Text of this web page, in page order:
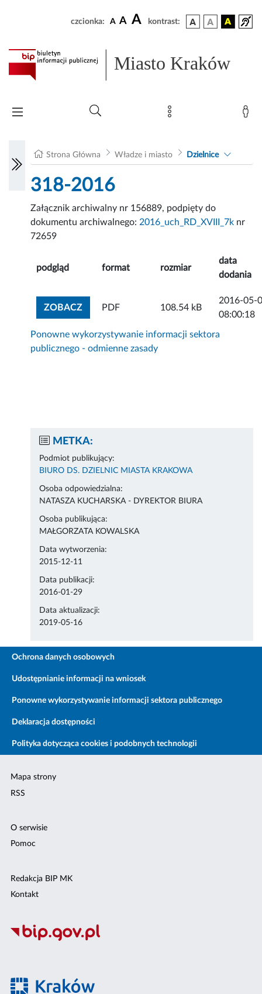
czcionka: A A A kontrast:
Miasto Kraków
Strona Główna Władze i miasto Dzielnice
318-2016
Załącznik archiwalny nr 156889, podpięty do
dokumentu archiwalnego: 2016_uch_RD_XVIII_7k nr
72659
podgląd format rozmiar
data
dodania
ZOBACZZOBACZ ZAŁĄCZNIK
PDF 108.54 kB
2016-05-
08:00:18
Ponowne wykorzystywanie informacji sektora
publicznego - odmienne zasady
METKA:
Podmiot publikujący:
BIURO DS. DZIELNIC MIASTA KRAKOWA
Osoba odpowiedzialna:
NATASZA KUCHARSKA - DYREKTOR BIURA
Osoba publikująca:
MAŁGORZATA KOWALSKA
Data wytworzenia:
2015-12-11
Data publikacji:
2016-01-29
Data aktualizacji:
2019-05-16
Ochrona danych osobowych
Udostępnianie informacji na wniosek
Ponowne wykorzystywanie informacji sektora publicznego
Deklaracja dostępności
Polityka dotycząca cookies i podobnych technologii
Mapa strony
RSS
O serwisie
Pomoc
Redakcja BIP MK
Kontakt